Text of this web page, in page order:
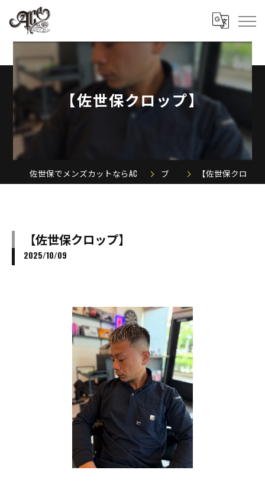
【佐世保クロップ】
ブログ 【佐世保クロップ】
【佐世保クロップ】
2025/10/09